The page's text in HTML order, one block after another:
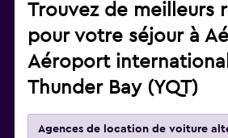
Trouvez de meilleurs
pour votre séjour à
Aéroport
Thunder Bay (YQT)
Agences de location de voiture